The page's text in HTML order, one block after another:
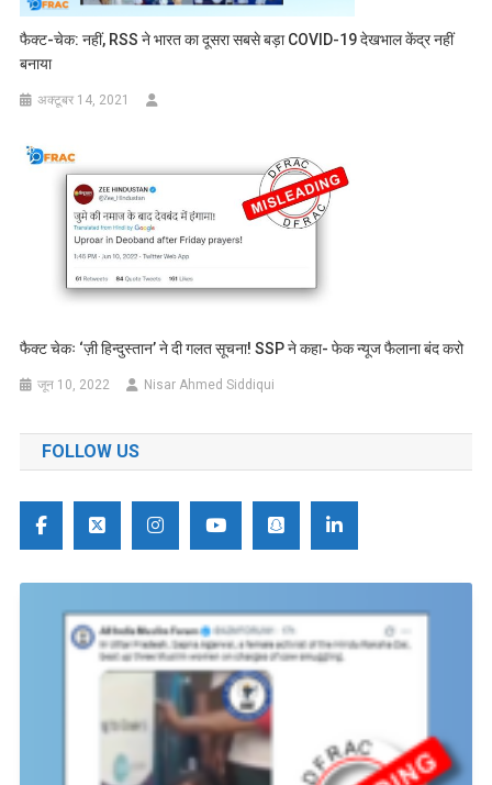
फैक्ट-चेक: नहीं, RSS ने भारत का दूसरा सबसे बड़ा COVID-19 देखभाल केंद्र नहीं
बनाया
अक्टूबर 14, 2021
फैक्ट चेकः ‘ज़ी हिन्दुस्तान’ ने दी गलत सूचना! SSP ने कहा- फेक न्यूज फैलाना बंद करो
जून 10, 2022 Nisar Ahmed Siddiqui
FOLLOW US